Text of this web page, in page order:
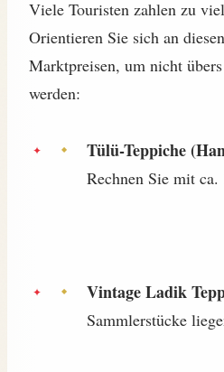
Viele Touristen zahlen zu
Orientieren Sie sich an
Marktpreisen, um nicht
werden:
Tülü-Teppiche
Rechnen Sie mit ca.
Vintage Ladik
Sammlerstücke